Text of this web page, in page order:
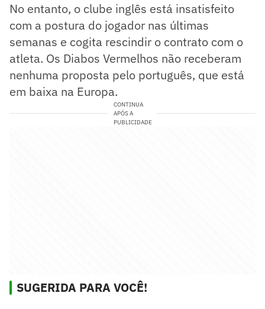
No entanto, o clube inglês está insatisfeito
com a postura do jogador nas últimas
semanas e cogita rescindir o contrato com o
atleta. Os Diabos Vermelhos não receberam
nenhuma proposta pelo português, que está
em baixa na Europa.
CONTINUA
APÓS A
PUBLICIDADE
SUGERIDA PARA VOCÊ!